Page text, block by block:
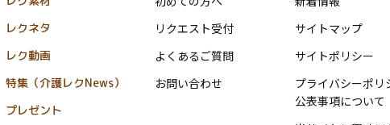
レクネタ
レク動画
特集（介護レクNews）
プレゼント
リクエスト受付
よくあるご質問
お問い合わせ
サイトマップ
サイトポリシー
プライバシーポリ
公表事項について